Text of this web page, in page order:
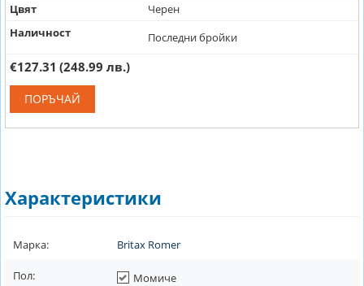
Цвят
Черен
Наличност
Последни бройки
€127.31 (248.99 лв.)
ПОРЪЧАЙ
Характеристики
Марка: Britax Romer
Пол:
Момиче